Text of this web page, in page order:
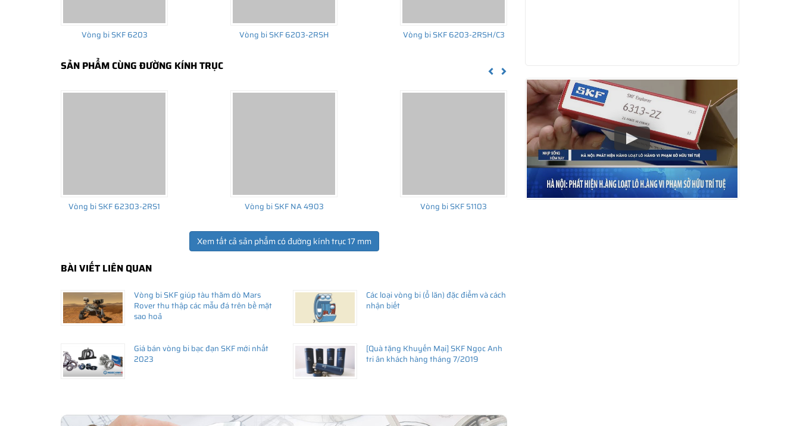
Vòng bi bạc đạn SKF do NGOCANH.COM phân phối đều được bảo hành chính hãng SKF Việt Nam, sản phẩm đầy đủ
CO,CQ gốc do SKF Việt Nam xác nhận. Nên khách hàng hoàn toàn yên tâm về chất lượng và nguồn gốc sản phẩm SKF
chính hãng.
Vòng bi SKF 6203-2Z có cấu tạo sử dụng 2 phớt chắn mỡ bằng thép (Ký hiệu 2Z)
Vòng bi bạc đạn 6203 SKF có bao nhiêu chủng loại?
Vòng bi SKF 6203 Vòng bi SKF 6203-2RSH Vòng bi SKF 6203-2RSH/C3
SẢN PHẨM CÙNG ĐƯỜNG KÍNH TRỤC Previous
Vòng bi SKF 62303-2RS1 Vòng bi SKF NA 4903 Vòng bi SKF 51103
Xem tất cả sản phẩm có đường kính trục 17 mm
BÀI VIẾT LIÊN QUAN
Vòng bi SKF giúp tàu thăm dò Mars
Rover thu thập các mẫu đá trên bề mặt
sao hoả
Các loại vòng bi (ổ lăn) đặc điểm và cách
nhận biết
Giá bán vòng bi bạc đạn SKF mới nhất
2023
[Quà tặng Khuyến Mại] SKF Ngọc Anh
tri ân khách hàng tháng 7/2019